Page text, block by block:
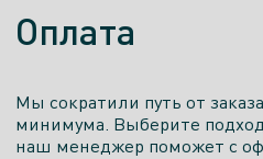
Оплата
Мы сократили путь от
минимума. Выберите
наш менеджер поможет с